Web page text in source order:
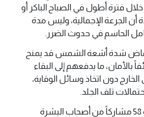
فترة أطول في الصباح الباكر أو
أن الجرعة الإجمالية، وليس مدة
الحاسم في حدوث الضرر.
شدة أشعة الشمس قد يمنح
بالأمان، ما يدفعهم إلى البقاء
دون اتخاذ وسائل الوقاية،
تلف الجلد.
وشملت الدراسة 58 مشاركاً من أصحاب البشرة